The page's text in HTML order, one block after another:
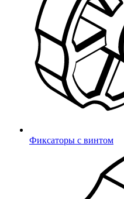
Продукция
Фиксаторы с винтом